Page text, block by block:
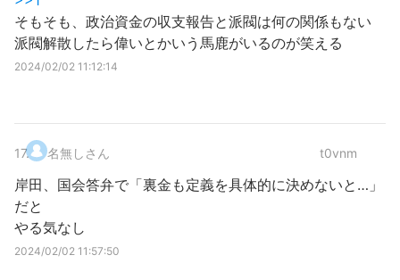
そもそも、政治資金の収支報告と派閥は何の関係もない
派閥解散したら偉いとかいう馬鹿がいるのが笑える
2024/02/02 11:12:14
17. 名無しさん t0vnm
岸田、国会答弁で「裏金も定義を具体的に決めないと…」
だと
やる気なし
2024/02/02 11:57:50